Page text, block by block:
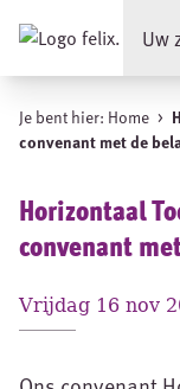
Je bent hier: Home >
convenant met de
Horizontaal
convenant
vrijdag 16 nov